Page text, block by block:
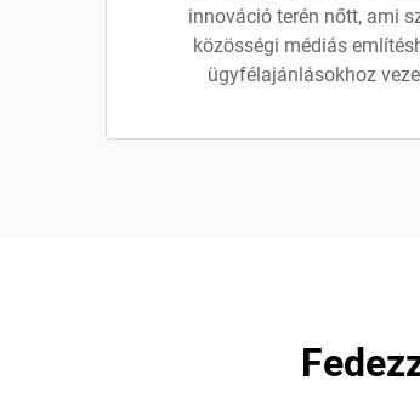
innováció terén nőtt, ami
közösségi médiás
ügyfélajánlásokhoz